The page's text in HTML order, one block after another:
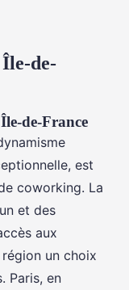
de-
de-France
est
coworking. La
et des
aux
un choix
Paris, en